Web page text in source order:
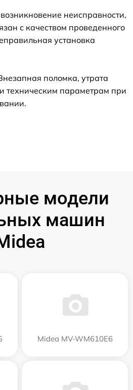
неисправности,
с качеством проведенного
установка
поломка, утрата
техническим параметрам при
модели
машин
Midea MV-WM610E6